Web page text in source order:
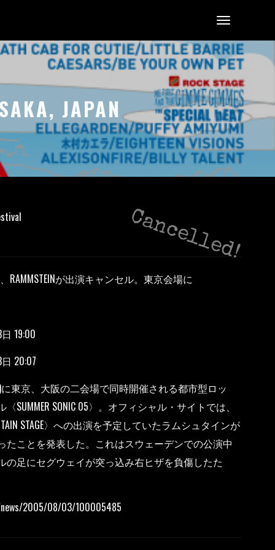
JAPAN
Cancelled!
、RAMMSTEINが出演キャンセル。東京会場に
19:00
20:07
に東京、大阪の二会場で同時開催される都市型ロッ
SUMMER SONIC 05〉。オフィシャル・サイトでは、
STAGE〉への出演を予定していたラムシュタインが
たことを発表した。これはスウェーデンでの公演中
の足にセグウェイが突っ込み右ヒザを負傷したた
2005/08/03/100005485